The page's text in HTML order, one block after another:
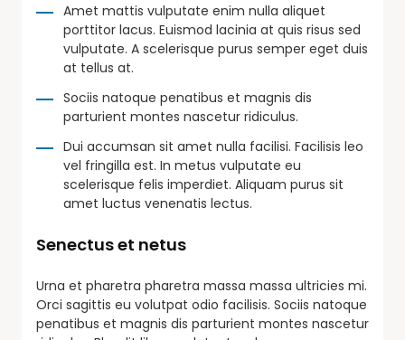
Amet mattis vulputate enim nulla aliquet
porttitor lacus. Euismod lacinia at quis risus sed
vulputate. A scelerisque purus semper eget duis
at tellus at.
Sociis natoque penatibus et magnis dis
parturient montes nascetur ridiculus.
Dui accumsan sit amet nulla facilisi. Facilisis leo
vel fringilla est. In metus vulputate eu
scelerisque felis imperdiet. Aliquam purus sit
amet luctus venenatis lectus.
Senectus et netus
Urna et pharetra pharetra massa massa ultricies mi.
Orci sagittis eu volutpat odio facilisis. Sociis natoque
penatibus et magnis dis parturient montes nascetur